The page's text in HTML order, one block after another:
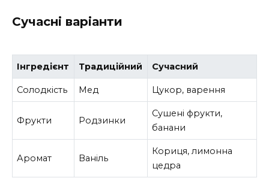
Сучасні варіанти
Інгредієнт Традиційний Сучасний
Солодкість Мед Цукор, варення
Фрукти Родзинки
Сушені фрукти,
банани
Аромат Ваніль
Кориця, лимонна
цедра